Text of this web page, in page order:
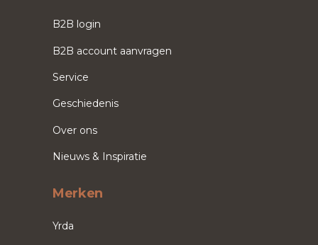
B2B login
B2B account aanvragen
Service
Geschiedenis
Over ons
Nieuws & Inspiratie
Merken
Yrda